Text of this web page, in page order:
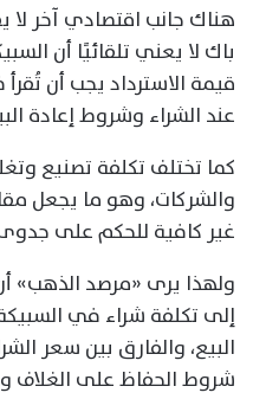
هناك جانب اقتصادي آخر لا
باك لا يعني تلقائيًا أن
قيمة الاسترداد يجب أن
عند الشراء وشروط إعادة
كما تختلف تكلفة تصنيع
والشركات، وهو ما يجعل
غير كافية للحكم على جدوى
ولهذا يرى «مرصد الذهب»
إلى تكلفة شراء في
البيع، والفارق بين سعر
شروط الحفاظ على الغلاف